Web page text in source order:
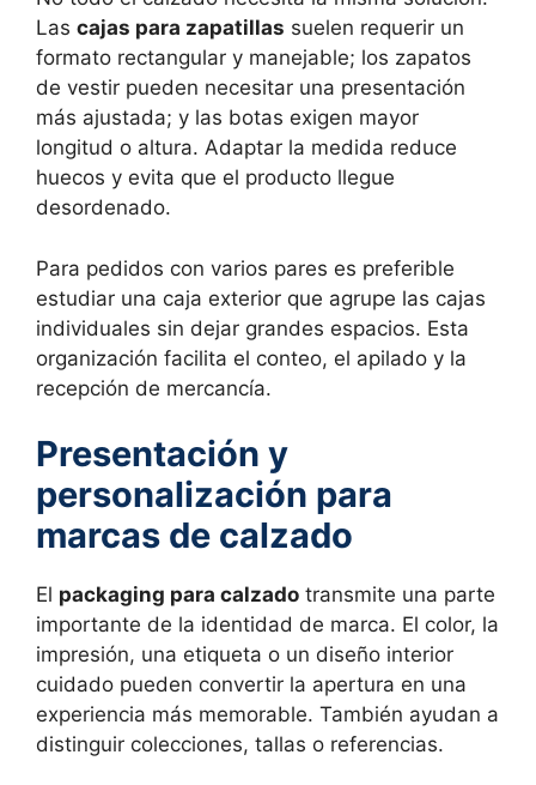
Las cajas para zapatillas suelen requerir un
formato rectangular y manejable; los zapatos
de vestir pueden necesitar una presentación
más ajustada; y las botas exigen mayor
longitud o altura. Adaptar la medida reduce
huecos y evita que el producto llegue
desordenado.
Para pedidos con varios pares es preferible
estudiar una caja exterior que agrupe las cajas
individuales sin dejar grandes espacios. Esta
organización facilita el conteo, el apilado y la
recepción de mercancía.
Presentación y
personalización para
marcas de calzado
El packaging para calzado transmite una parte
importante de la identidad de marca. El color, la
impresión, una etiqueta o un diseño interior
cuidado pueden convertir la apertura en una
experiencia más memorable. También ayudan a
distinguir colecciones, tallas o referencias.